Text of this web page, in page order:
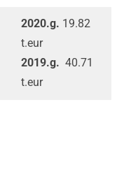
2020.g. 19.82
t.eur
2019.g. 40.71
t.eur